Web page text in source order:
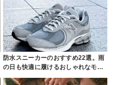
防水スニーカーのおすすめ22選。雨
の日も快適に履けるおしゃれなモ…